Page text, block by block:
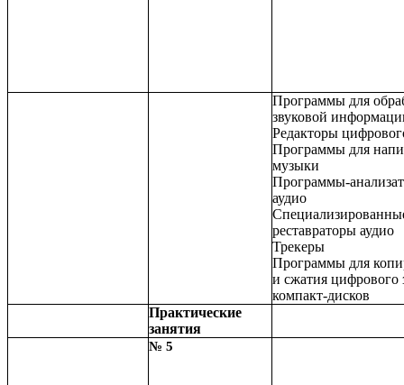
Программы для
звуковой
Редакторы
Программы для
музыки
Программы-
аудио
реставраторы аудио
Трекеры
Программы для
и сжатия цифрового
компакт-дисков
Практические
занятия
№ 5